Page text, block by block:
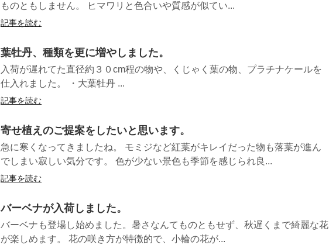
ものともしません。 ヒマワリと色合いや質感が似てい...
記事を読む
葉牡丹、種類を更に増やしました。
入荷が遅れてた直径約３０cm程の物や、くじゃく葉の物、プラチナケールを
仕入れました。 ・大葉牡丹 ...
記事を読む
寄せ植えのご提案をしたいと思います。
急に寒くなってきましたね。 モミジなど紅葉がキレイだった物も落葉が進ん
でしまい寂しい気分です。 色が少ない景色も季節を感じられ良...
記事を読む
バーベナが入荷しました。
バーベナも登場し始めました。暑さなんてものともせず、秋遅くまで綺麗な花
が楽しめます。 花の咲き方が特徴的で、小輪の花が...